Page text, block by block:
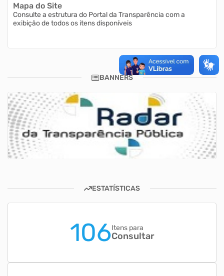
Mapa do Site
Consulte a estrutura do Portal da Transparência com a
exibição de todos os itens disponíveis
BANNERS
ESTATÍSTICAS
106Itens para
Consultar